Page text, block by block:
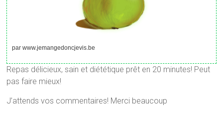
par www.jemangedoncjevis.be
Repas délicieux, sain et diététique prêt en 20 minutes! Peut
pas faire mieux!
J’attends vos commentaires! Merci beaucoup